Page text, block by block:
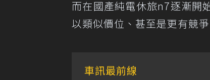
而在國產純電休旅n7逐漸開
以類似價位、甚至是更有競
車訊最前線